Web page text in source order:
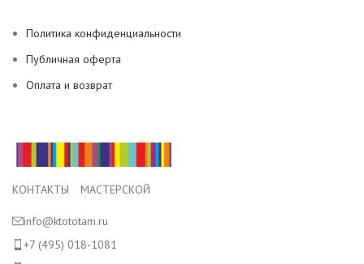
Политика конфиденциальности
Публичная оферта
Оплата и возврат
КОНТАКТЫ МАСТЕРСКОЙ
info@ktototam.ru
+7 (495) 018-1081